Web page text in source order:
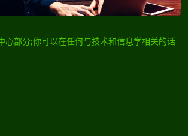
心部分;你可以在任何与技术和信息学相关的话